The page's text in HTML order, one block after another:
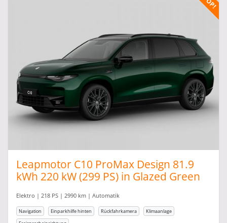
Leapmotor C10 ProMax Design 81.9
kWh 220 kW (299 PS) in Glazed Green
Elektro | 218 PS | 2990 km | Automatik
Navigation Einparkhilfe hinten Rückfahrkamera
Klimaanlage